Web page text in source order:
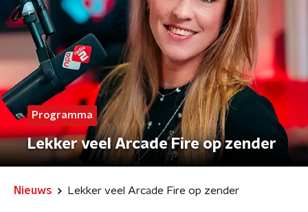
Programma
Lekker veel Arcade Fire op zender
Nieuws Lekker veel Arcade Fire op zender